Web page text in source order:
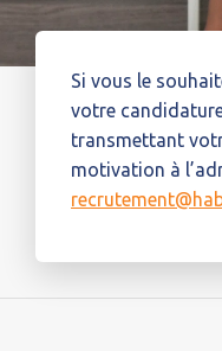
Si vous le
votre
transmettant
motivation à